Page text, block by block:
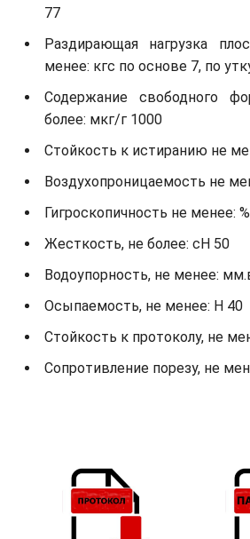
77
Раздирающая нагрузка
менее: кгс по основе 7, по
Содержание свободного
более: мкг/г 1000
Стойкость к истиранию не
Воздухопроницаемость не
Гигроскопичность не менее:
Жесткость, не более: cH 50
Водоупорность, не менее:
Осыпаемость, не менее: H 40
Стойкость к протоколу, не
Сопротивление порезу, не